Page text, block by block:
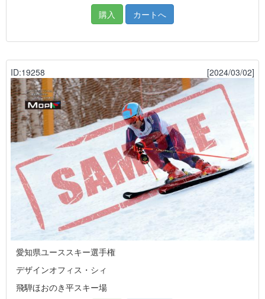
購入
カートへ
ID:19258 [2024/03/02]
愛知県ユーススキー選手権
デザインオフィス・シィ
飛騨ほおのき平スキー場